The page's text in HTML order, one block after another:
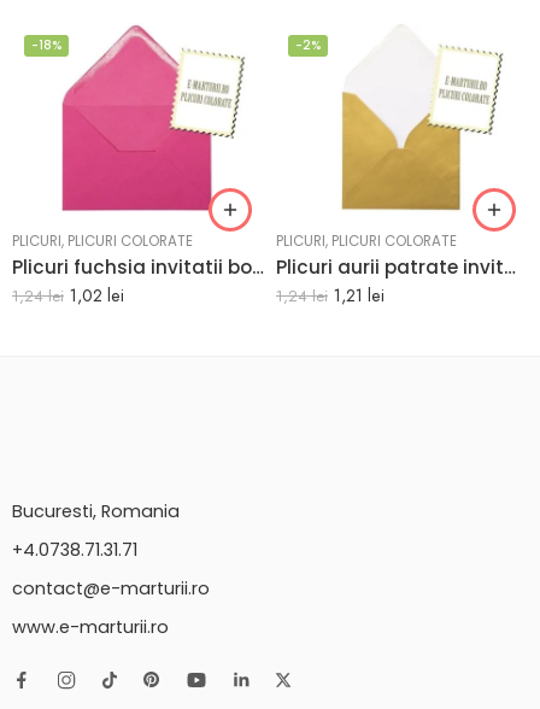
-18%
PLICURI, PLICURI COLORATE
Plicuri fuchsia invitatii botez 125 x 175 mm set 20 buc
1,24lei 1,02 lei
-2%
PLICURI, PLICURI COLORATE
Plicuri aurii patrate invitatii felicitari 130 x 130 mm set 20 buc
1,24lei 1,21 lei
Bucuresti, Romania
+4.0738.71.31.71
contact@e-marturii.ro
www.e-marturii.ro